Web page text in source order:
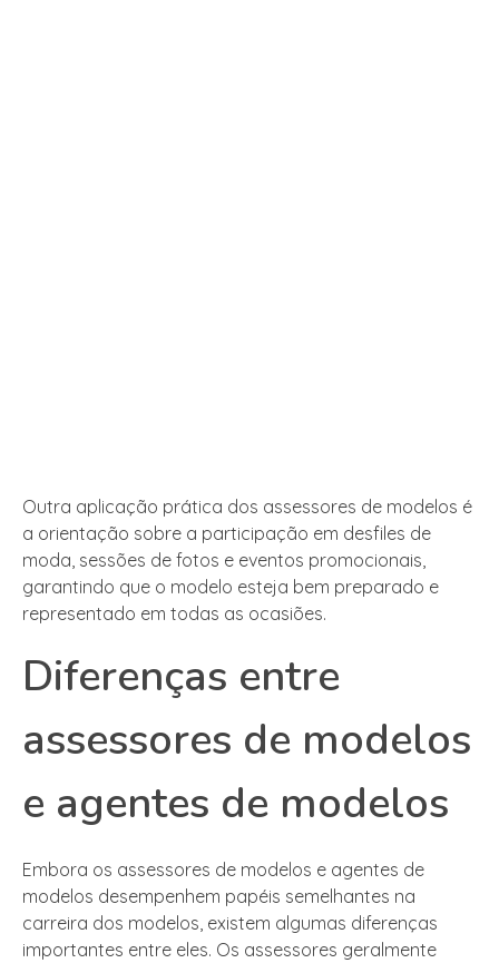
Outra aplicação prática dos assessores de modelos é
a orientação sobre a participação em desfiles de
moda, sessões de fotos e eventos promocionais,
garantindo que o modelo esteja bem preparado e
representado em todas as ocasiões.
Diferenças entre
assessores de modelos
e agentes de modelos
Embora os assessores de modelos e agentes de
modelos desempenhem papéis semelhantes na
carreira dos modelos, existem algumas diferenças
importantes entre eles. Os assessores geralmente